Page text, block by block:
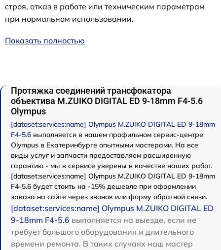
строя, отказ в работе или техническим параметрам
при нормальном использовании.
Показать полностью
Протяжка соединений трансфокатора
объектива M.ZUIKO DIGITAL ED 9-18mm F4-5.6
Olympus
[dataset:services:name] Olympus M.ZUIKO DIGITAL ED 9-18mm
F4-5.6 выполняется в нашем профильном сервис-центре
Olympus в Екатеринбурге опытными мастерами. На все
виды услуг и запчасти предоставляем расширенную
гарантию - мы в сервисе уверены в качестве наших работ.
[dataset:services:name] Olympus M.ZUIKO DIGITAL ED 9-18mm
F4-5.6 будет стоить на -15% дешевле при оформлении
заказа на сайте через звонок или форму обратной связи.
[dataset:services:name] Olympus M.ZUIKO DIGITAL ED
9-18mm F4-5.6 выполняется на выезде, если не
требует большого оборудования и длительного
времени ремонта. В таких случаях наш мастер